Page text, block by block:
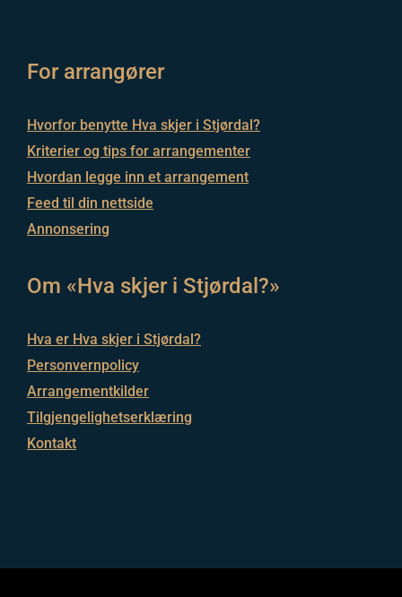
For arrangører
Hvorfor benytte Hva skjer i Stjørdal?
Kriterier og tips for arrangementer
Hvordan legge inn et arrangement
Feed til din nettside
Annonsering
Om «Hva skjer i Stjørdal?»
Hva er Hva skjer i Stjørdal?
Personvernpolicy
Arrangementkilder
Tilgjengelighetserklæring
Kontakt